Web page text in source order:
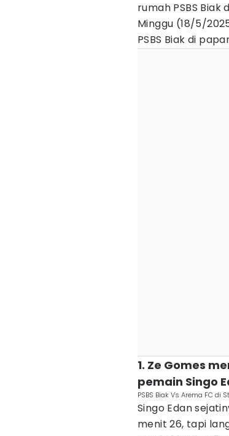
rumah PSBS
Minggu (18/5/
PSBS Biak di
1. Ze Gomes
pemain Singo
PSBS Biak Vs Arema FC di
Singo Edan
menit 26, tapi